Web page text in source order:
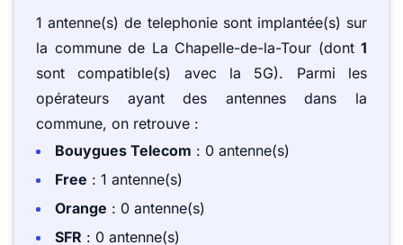
1 antenne(s) de telephonie sont implantée(s) sur
la commune de La Chapelle-de-la-Tour (dont 1
sont compatible(s) avec la 5G). Parmi les
opérateurs ayant des antennes dans la
commune, on retrouve :
Bouygues Telecom : 0 antenne(s)
Free : 1 antenne(s)
Orange : 0 antenne(s)
SFR : 0 antenne(s)